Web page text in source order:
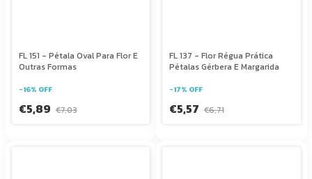
FL 151 - Pétala Oval Para Flor E
Outras Formas
-16% OFF
€5,89 €7,03
FL 137 - Flor Régua Prática
Pétalas Gérbera E Margarida
-17% OFF
€5,57 €6,71